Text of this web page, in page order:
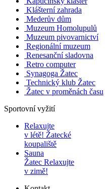
Klášterní zahrada
Mederův dům
Muzeum Homolupulů
Muzeum pivovarnictví
Regionální muzeum
Renesanční sladovna
Retro computer
Synagoga Žatec
Technický klub Žatec
Žatec v proměnách času
Sportovní vyžití
Relaxujte
v létě! Žatecké
koupaliště
Sauna
Žatec Relaxujte
v zimě!